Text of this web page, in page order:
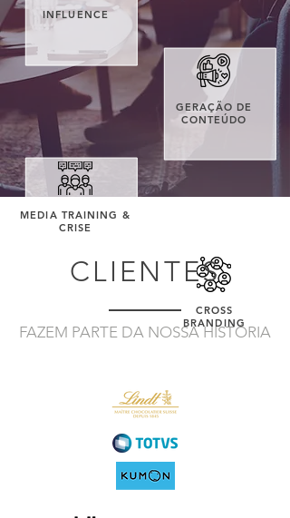
INFLUENCE
GERAÇÃO DE
CONTEÚDO
MEDIA TRAINING &
CRISE
CROSS
BRANDING
CLIENTES
FAZEM PARTE DA NOSSA HISTÓRIA